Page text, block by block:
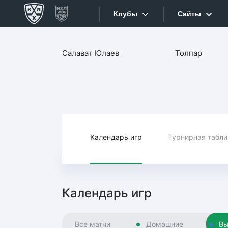
Клубы
Конференция «Запад»
Торпедо
Динамо Мн
Сайты
Сайты
Текстовые
Салават Юлаев Толпар
Календарь игр Турнирная
Календарь игр
Все матчи Домашние